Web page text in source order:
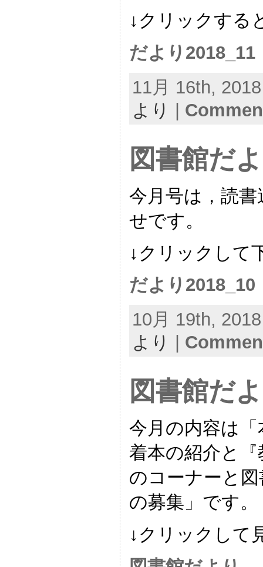
↓クリックする
だより2018_11
11月 16th,
より
図書館だ
今月号は，読
せです。
↓クリックして
だより2018_10
10月 19th,
より
図書館だ
今月の内容は
着本の紹介と
のコーナーと
の募集」です。
↓クリックして